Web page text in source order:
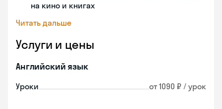
на кино и книгах
Читать дальше
Услуги и цены
Английский язык
Уроки от 1090 ₽ / урок